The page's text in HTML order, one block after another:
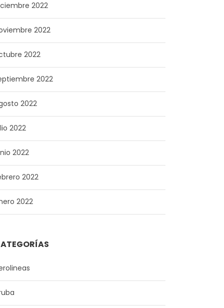
2022
2022
2022
2022
2022
2022
2022
2022
2022